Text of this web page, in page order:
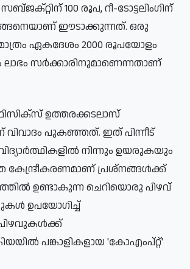
100 രൂപ, റീ-ടോട്ടലിംഗിന്
ഈടാക്കുന്നത്. ഒരു
മാത്രം ഏകദേശം 2000 രൂപയോളം
സർക്കാരിനുമാണെന്നതാണ്
ഫിസിക്സ് ഉത്തരക്കടലാസ്
പുകഞ്ഞത്. ഇത് പിന്നീട്
നിന്നും ഉയരുകയും
കേന്ദ്രീകരണമാണ് പ്രശ്നങ്ങൾക്ക്
ഉണ്ടാകുന്ന ചെറിയൊരു പിഴവ്
ഉപയോഗിച്ച്
പങ്കാളികളായ 'കോഎംപ്റ്റ്'